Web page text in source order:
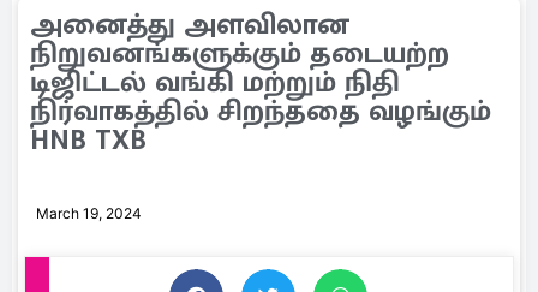
அனைத்து அளவிலான
நிறுவனங்களுக்கும் தடையற்ற
டிஜிட்டல் வங்கி மற்றும் நிதி
நிர்வாகத்தில் சிறந்ததை வழங்கும்
HNB TXB
March 19, 2024